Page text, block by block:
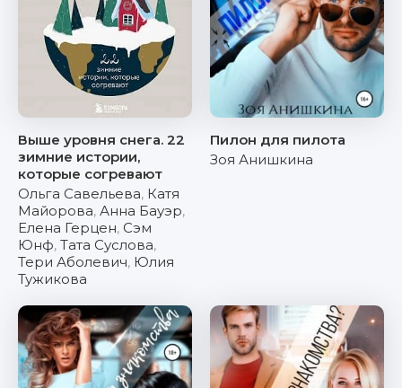
Выше уровня снега. 22
зимние истории,
которые согревают
Ольга Савельева, Катя
Майорова, Анна Бауэр,
Елена Герцен, Сэм
Юнф, Тата Суслова,
Тери Аболевич, Юлия
Тужикова
Пилон для пилота
Зоя Анишкина